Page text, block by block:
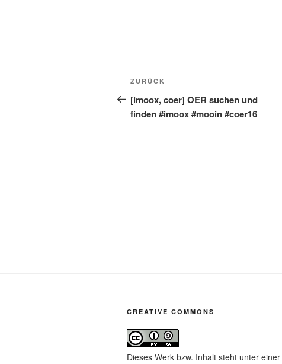
Beitragsnavigation
Vorheriger
Beitrag
ZURÜCK
[imoox, coer] OER suchen und
finden #imoox #mooin #coer16
CREATIVE COMMONS
Dieses Werk bzw. Inhalt steht unter einer